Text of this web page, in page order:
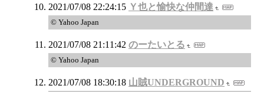
2021/07/08 22:24:15 Ｙ也と愉快な仲間達
© Yahoo Japan
2021/07/08 21:11:42 のーたいとる
© Yahoo Japan
2021/07/08 18:30:18 山賊UNDERGROUND